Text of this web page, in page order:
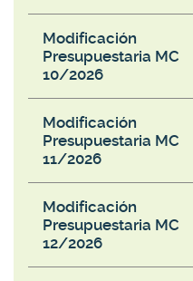
Modificación
Presupuestaria MC
10/2026
Modificación
Presupuestaria MC
11/2026
Modificación
Presupuestaria MC
12/2026